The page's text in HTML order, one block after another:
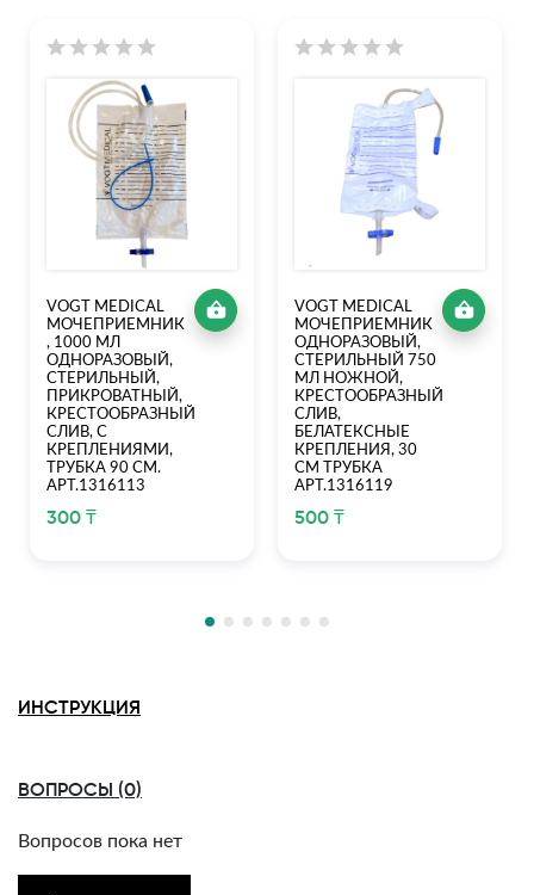
VOGT MEDICAL
МОЧЕПРИЕМНИК
, 1000 МЛ
ОДНОРАЗОВЫЙ,
СТЕРИЛЬНЫЙ,
ПРИКРОВАТНЫЙ,
КРЕСТООБРАЗНЫЙ
СЛИВ, С
КРЕПЛЕНИЯМИ,
ТРУБКА 90 СМ.
АРТ.1316113
300 ₸
VOGT MEDICAL
МОЧЕПРИЕМНИК
ОДНОРАЗОВЫЙ,
СТЕРИЛЬНЫЙ 750
МЛ НОЖНОЙ,
КРЕСТООБРАЗНЫЙ
СЛИВ,
БЕЛАТЕКСНЫЕ
КРЕПЛЕНИЯ, 30
СМ ТРУБКА
АРТ.1316119
500 ₸
ИНСТРУКЦИЯ
ВОПРОСЫ (0)
Вопросов пока нет